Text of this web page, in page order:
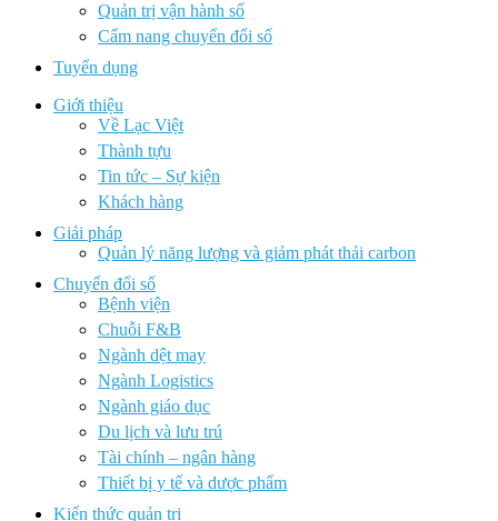
Quản trị vận hành số
Cẩm nang chuyển đổi số
Tuyển dụng
Giới thiệu
Về Lạc Việt
Thành tựu
Tin tức – Sự kiện
Khách hàng
Giải pháp
Quản lý năng lượng và giảm phát thải carbon
Chuyển đổi số
Bệnh viện
Chuỗi F&B
Ngành dệt may
Ngành Logistics
Ngành giáo dục
Du lịch và lưu trú
Tài chính – ngân hàng
Thiết bị y tế và dược phẩm
Kiến thức quản trị